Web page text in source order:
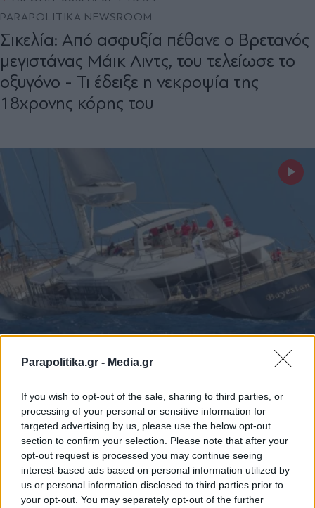
Parapolitika.gr - Media.gr
If you wish to opt-out of the sale, sharing to third parties, or
processing of your personal or sensitive information for
targeted advertising by us, please use the below opt-out
section to confirm your selection. Please note that after your
opt-out request is processed you may continue seeing
interest-based ads based on personal information utilized by
us or personal information disclosed to third parties prior to
your opt-out. You may separately opt-out of the further
PARAPOLITIKA NEWSROOM
Σικελία: Από ασφυξία πέθανε ο Βρετανός
μεγιστάνας Μάικ Λιντς, του τελείωσε το
οξυγόνο - Τι έδειξε η νεκροψία της
18χρονης κόρης του
PARAPOLITIKA NEWSROOM
Ναυάγιο στη Σικελία: Νέο θρίλερ με το
''Bayesian'' - Μάχη για να
απομακρυνθούν χιλιάδες λίτρα καυσίμου,
κίνδυνος ρύπανσης